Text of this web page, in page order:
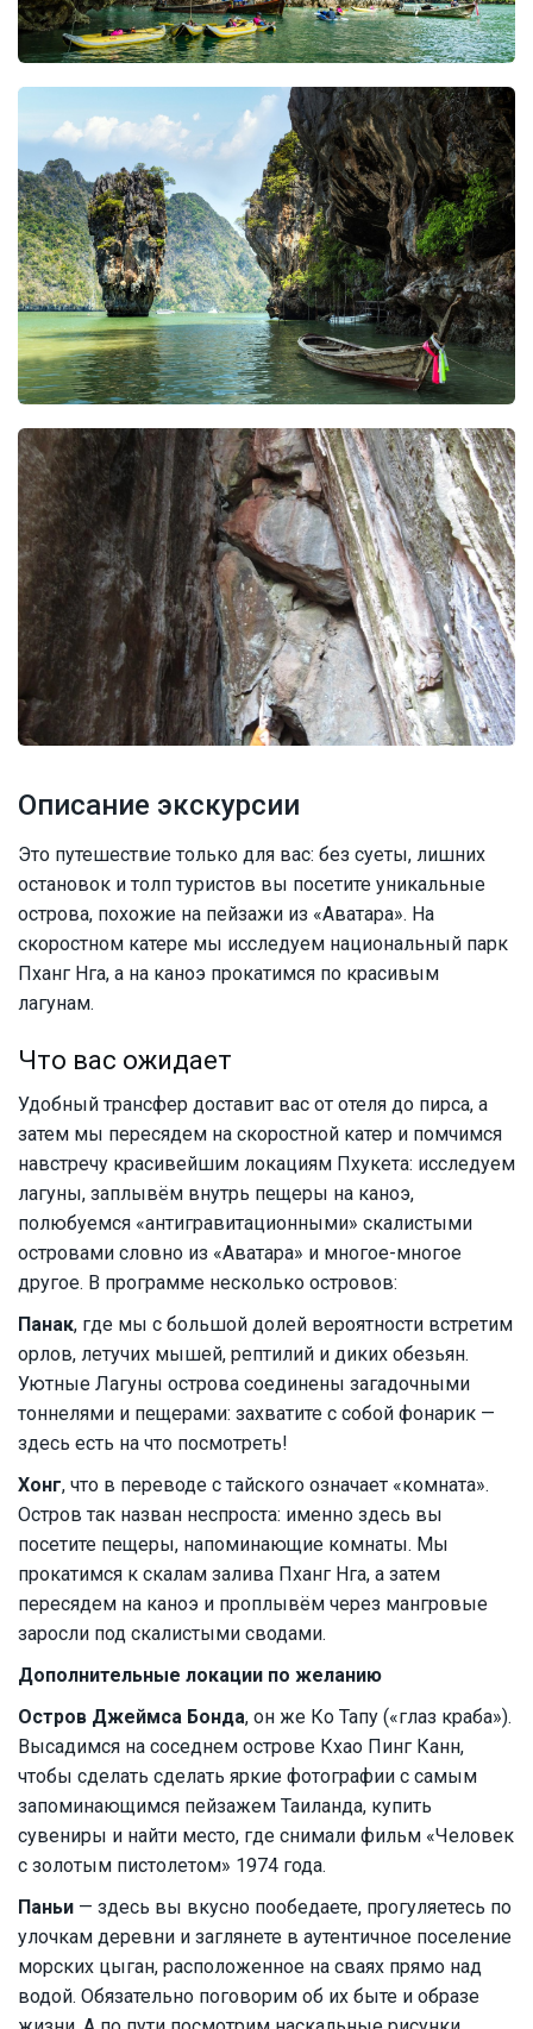
Описание экскурсии
Это путешествие только для вас: без суеты, лишних
остановок и толп туристов вы посетите уникальные
острова, похожие на пейзажи из «Аватара». На
скоростном катере мы исследуем национальный парк
Пханг Нга, а на каноэ прокатимся по красивым
лагунам.
Что вас ожидает
Удобный трансфер доставит вас от отеля до пирса, а
затем мы пересядем на скоростной катер и помчимся
навстречу красивейшим локациям Пхукета: исследуем
лагуны, заплывём внутрь пещеры на каноэ,
полюбуемся «антигравитационными» скалистыми
островами словно из «Аватара» и многое-многое
другое. В программе несколько островов:
Панак, где мы с большой долей вероятности встретим
орлов, летучих мышей, рептилий и диких обезьян.
Уютные Лагуны острова соединены загадочными
тоннелями и пещерами: захватите с собой фонарик —
здесь есть на что посмотреть!
Хонг, что в переводе с тайского означает «комната».
Остров так назван неспроста: именно здесь вы
посетите пещеры, напоминающие комнаты. Мы
прокатимся к скалам залива Пханг Нга, а затем
пересядем на каноэ и проплывём через мангровые
заросли под скалистыми сводами.
Дополнительные локации по желанию
Остров Джеймса Бонда, он же Ко Тапу («глаз краба»).
Высадимся на соседнем острове Кхао Пинг Канн,
чтобы сделать сделать яркие фотографии с самым
запоминающимся пейзажем Таиланда, купить
сувениры и найти место, где снимали фильм «Человек
с золотым пистолетом» 1974 года.
Паньи — здесь вы вкусно пообедаете, прогуляетесь по
улочкам деревни и заглянете в аутентичное поселение
морских цыган, расположенное на сваях прямо над
водой. Обязательно поговорим об их быте и образе